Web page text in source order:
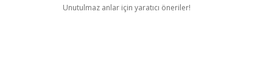
Unutulmaz anlar için yaratıcı öneriler!